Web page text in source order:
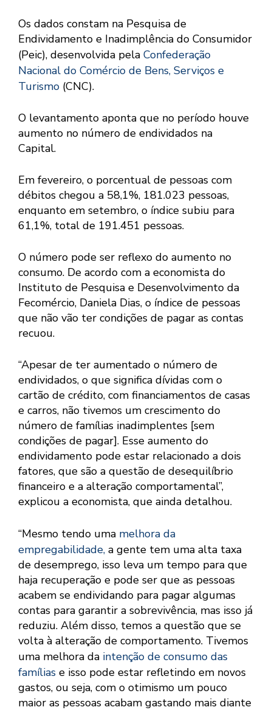
Os dados constam na Pesquisa de
Endividamento e Inadimplência do Consumidor
(Peic), desenvolvida pela Confederação
Nacional do Comércio de Bens, Serviços e
Turismo (CNC).
O levantamento aponta que no período houve
aumento no número de endividados na
Capital.
Em fevereiro, o porcentual de pessoas com
débitos chegou a 58,1%, 181.023 pessoas,
enquanto em setembro, o índice subiu para
61,1%, total de 191.451 pessoas.
O número pode ser reflexo do aumento no
consumo. De acordo com a economista do
Instituto de Pesquisa e Desenvolvimento da
Fecomércio, Daniela Dias, o índice de pessoas
que não vão ter condições de pagar as contas
recuou.
“Apesar de ter aumentado o número de
endividados, o que significa dívidas com o
cartão de crédito, com financiamentos de casas
e carros, não tivemos um crescimento do
número de famílias inadimplentes [sem
condições de pagar]. Esse aumento do
endividamento pode estar relacionado a dois
fatores, que são a questão de desequilíbrio
financeiro e a alteração comportamental”,
explicou a economista, que ainda detalhou.
“Mesmo tendo uma melhora da
empregabilidade, a gente tem uma alta taxa
de desemprego, isso leva um tempo para que
haja recuperação e pode ser que as pessoas
acabem se endividando para pagar algumas
contas para garantir a sobrevivência, mas isso já
reduziu. Além disso, temos a questão que se
volta à alteração de comportamento. Tivemos
uma melhora da intenção de consumo das
famílias e isso pode estar refletindo em novos
gastos, ou seja, com o otimismo um pouco
maior as pessoas acabam gastando mais diante